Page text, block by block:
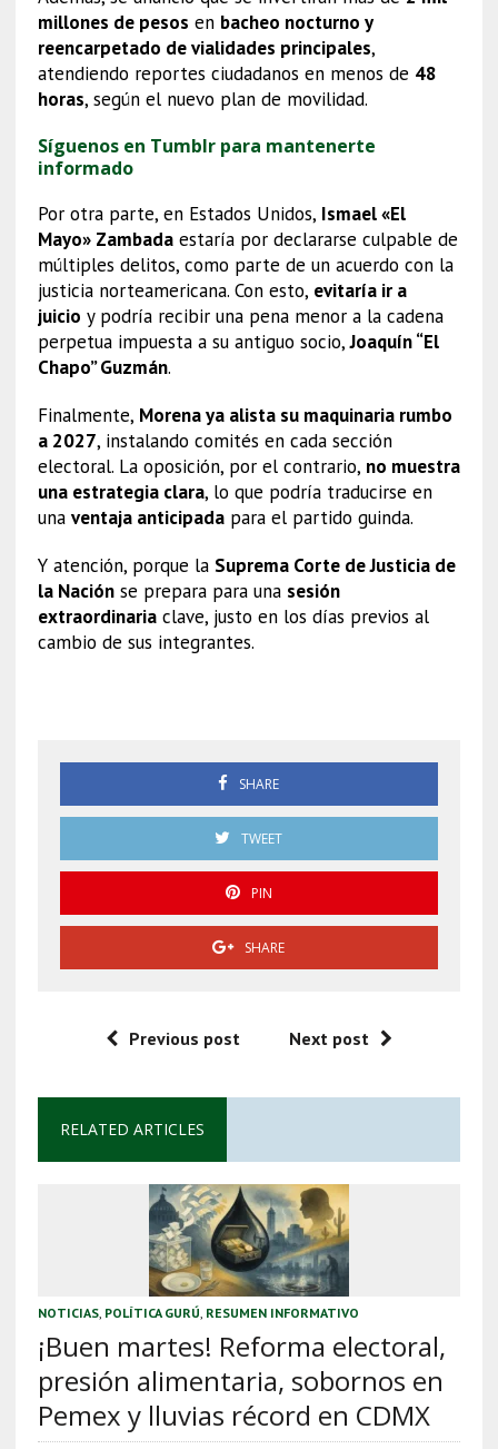
millones de pesos en bacheo nocturno y
reencarpetado de vialidades principales,
atendiendo reportes ciudadanos en menos de 48
horas, según el nuevo plan de movilidad.
Síguenos en Tumblr para mantenerte
informado
Por otra parte, en Estados Unidos, Ismael «El
Mayo» Zambadaestaría por declararse culpable de
múltiples delitos, como parte de un acuerdo con la
justicia norteamericana. Con esto, evitaría ir a
juicio y podría recibir una pena menor a la cadena
perpetua impuesta a su antiguo socio,Joaquín “El
Chapo” Guzmán.
Finalmente, Morena ya alista su maquinaria rumbo
a 2027, instalando comités en cada sección
electoral. La oposición, por el contrario, no muestra
una estrategia clara, lo que podría traducirse en
una ventaja anticipadapara el partido guinda.
Y atención, porque la Suprema Corte de Justicia de
la Naciónse prepara para una sesión
extraordinariaclave, justo en los días previos al
cambio de sus integrantes.
SHARE
TWEET
PIN
SHARE
Previous post Next post
RELATED ARTICLES
NOTICIAS, POLÍTICA GURÚ RESUMEN INFORMATIVO
¡Buen martes! Reforma electoral,
presión alimentaria, sobornos en
Pemex y lluvias récord en CDMX